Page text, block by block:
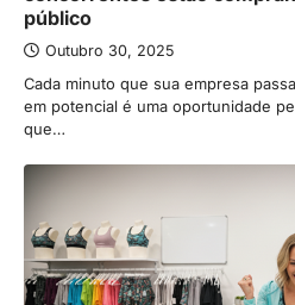
público
Outubro 30, 2025
Cada minuto que sua empresa
em potencial é uma oportunidade
que…